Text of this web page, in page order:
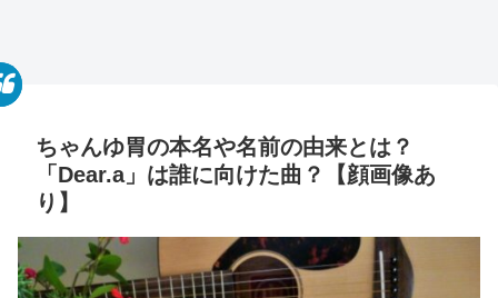
ちゃんゆ胃の本名や名前の由来とは？
「Dear.a」は誰に向けた曲？【顔画像あ
り】